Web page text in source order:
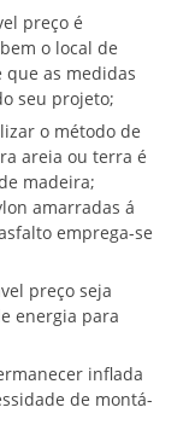
preço é
o local de
que as medidas
seu projeto;
o método de
areia ou terra é
madeira;
amarradas á
emprega-se
preço seja
energia para
inflada
de montá-